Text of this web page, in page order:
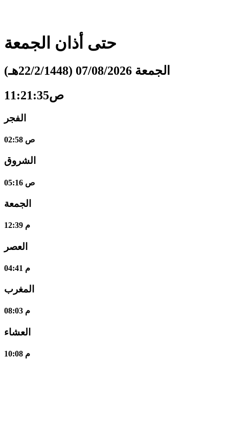
حتى أذان الجمعة
الجمعة 07/08/2026 (22/2/1448هـ)
11:21:36ص
الفجر
02:58 ص
الشروق
05:16 ص
الجمعة
12:39 م
العصر
04:41 م
المغرب
08:03 م
العشاء
10:08 م